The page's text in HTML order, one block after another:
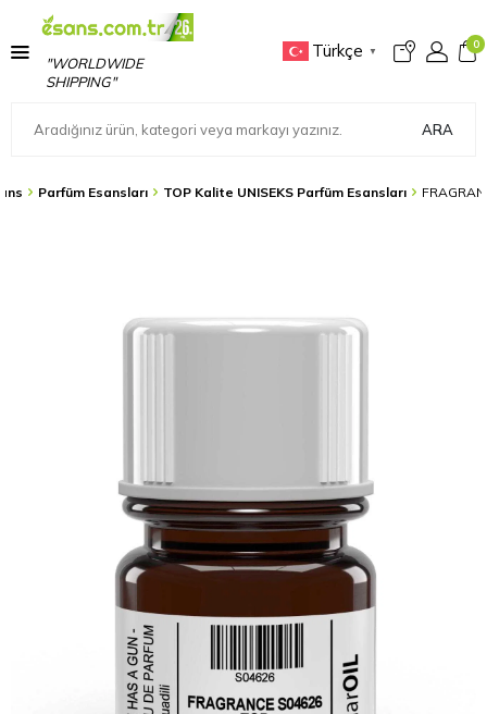
"WORLDWIDE
SHIPPING"
Türkçe ▼
0
ARA
Parfüm Esansları TOP Kalite UNISEKS Parfüm Esansları